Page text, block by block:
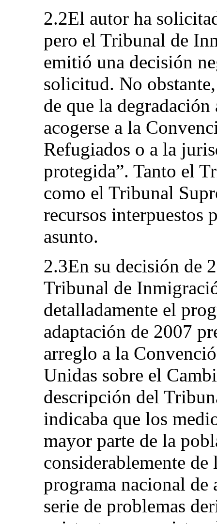
2.2El autor ha
pero el Tribunal de
emitió una decisión
solicitud. No
de que la
acogerse a la
Refugiados o a la
protegida”. Tanto el
como el Tribunal
recursos interpuestos
asunto.
2.3En su decisión de
Tribunal de
detalladamente el
adaptación de 2007
arreglo a la
Unidas sobre el
descripción del
indicaba que los
mayor parte de la
considerablemente
programa nacional de
serie de problemas